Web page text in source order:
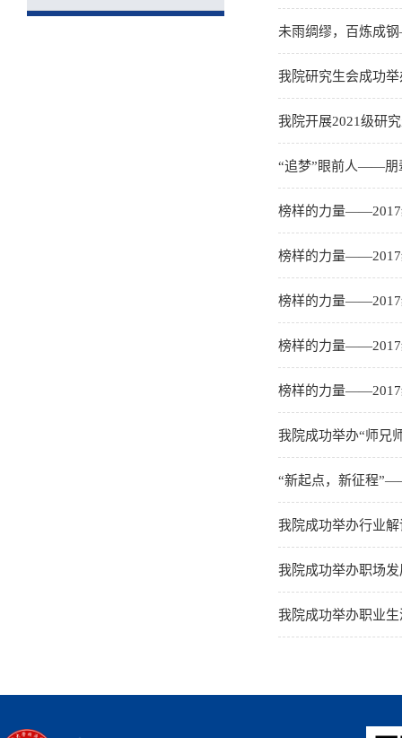
未雨绸缪，百炼成
我院研究生会成功
我院开展2021级研
“追梦”眼前人——朋
榜样的力量——2017
榜样的力量——2017
榜样的力量——2017
榜样的力量——2017
榜样的力量——2017
我院成功举办“师兄
“新起点，新征程
我院成功举办行业
我院成功举办职场
我院成功举办职业